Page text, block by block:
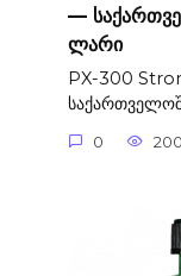
—
ლარი
PX-300
0 200